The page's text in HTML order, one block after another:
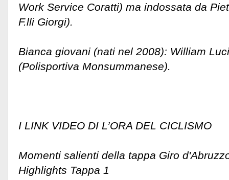
Work Service Coratti) ma indossata da
F.lli Giorgi).
Bianca giovani (nati nel 2008): William
(Polisportiva Monsummanese).
I LINK VIDEO DI L’ORA DEL CICLISMO
Momenti salienti della tappa Giro
Highlights Tappa 1